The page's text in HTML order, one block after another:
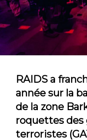
RAIDS a
année sur la
de la zone
roquettes des
terroristes